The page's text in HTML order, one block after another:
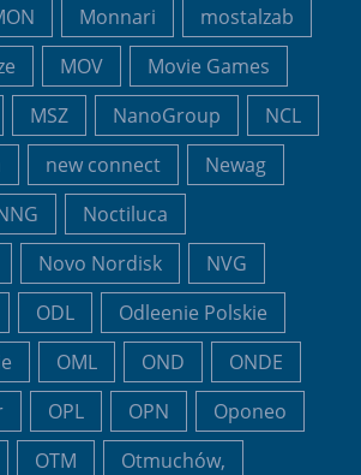
Monnari
mostalzab
MOV
Movie Games
MSZ NanoGroup
NCL
new connect
Newag
Noctiluca
Novo Nordisk
NVG
ODL
Odleenie Polskie
OML OND
ONDE
OPL OPN
Oponeo
OTM
Otmuchów,